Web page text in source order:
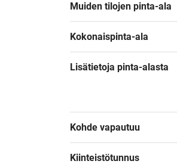
Muiden tilojen pinta-ala
Kokonaispinta-ala
Lisätietoja pinta-alasta
Kohde vapautuu
Kiinteistötunnus